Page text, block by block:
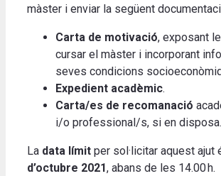
màster i enviar la següent
Carta de motivació, exposant
cursar el màster i incorporant
seves condicions
Expedient acadèmic.
Carta/es de recomanació
i/o professional/s, si en disposa.
La data límit per sol·licitar aquest ajut
d’octubre 2021, abans de les 14.00 h.